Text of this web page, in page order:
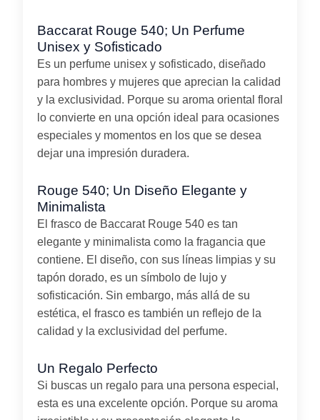
Baccarat Rouge 540; Un Perfume
Unisex y Sofisticado
Es un perfume unisex y sofisticado, diseñado
para hombres y mujeres que aprecian la calidad
y la exclusividad. Porque su aroma oriental floral
lo convierte en una opción ideal para ocasiones
especiales y momentos en los que se desea
dejar una impresión duradera.
Rouge 540; Un Diseño Elegante y
Minimalista
El frasco de Baccarat Rouge 540 es tan
elegante y minimalista como la fragancia que
contiene. El diseño, con sus líneas limpias y su
tapón dorado, es un símbolo de lujo y
sofisticación. Sin embargo, más allá de su
estética, el frasco es también un reflejo de la
calidad y la exclusividad del perfume.
Un Regalo Perfecto
Si buscas un regalo para una persona especial,
esta es una excelente opción. Porque su aroma